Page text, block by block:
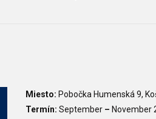
Miesto: Pobočka Humenská 9,
Termín: September – November